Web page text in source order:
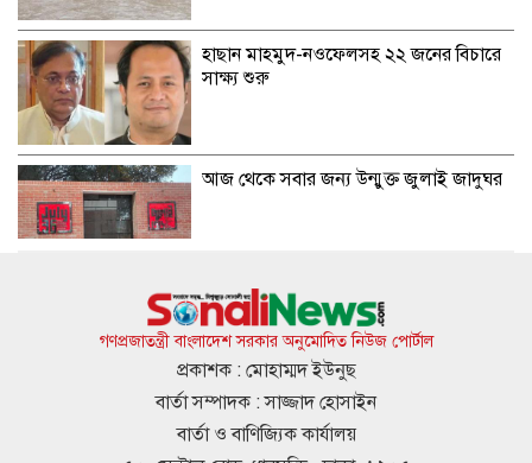
হাছান মাহমুদ-নওফেলসহ ২২ জনের বিচারে
সাক্ষ্য শুরু
আজ থেকে সবার জন্য উন্মুক্ত জুলাই জাদুঘর
জাতীয় গ্রিডে এলএনজি সরবরাহ শুরু, কমতে
পারে গ্যাস সংকট
মেসির জোড়া গোলে মায়ামির অবিশ্বাস্য
গণপ্রজাতন্ত্রী বাংলাদেশ সরকার অনুমোদিত নিউজ পোর্টাল
প্রকাশক : মোহাম্মদ ইউনুছ
বার্তা সম্পাদক : সাজ্জাদ হোসাইন
বার্তা ও বাণিজ্যিক কার্যালয়